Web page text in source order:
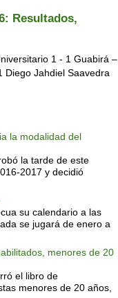
Resultados,
1 - 1 Guabirá –
Diego Jahdiel Saavedra
la modalidad del
la tarde de este
2017 y decidió
su calendario a las
se jugará de enero a
menores de 20
el libro de
menores de 20 años,